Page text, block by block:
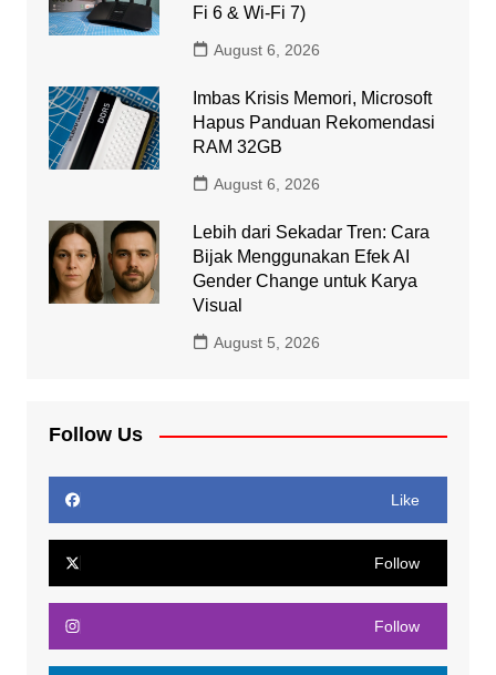
Fi 6 & Wi-Fi 7)
August 6, 2026
Imbas Krisis Memori, Microsoft
Hapus Panduan Rekomendasi
RAM 32GB
August 6, 2026
Lebih dari Sekadar Tren: Cara
Bijak Menggunakan Efek AI
Gender Change untuk Karya
Visual
August 5, 2026
Follow Us
Like
Follow
Follow